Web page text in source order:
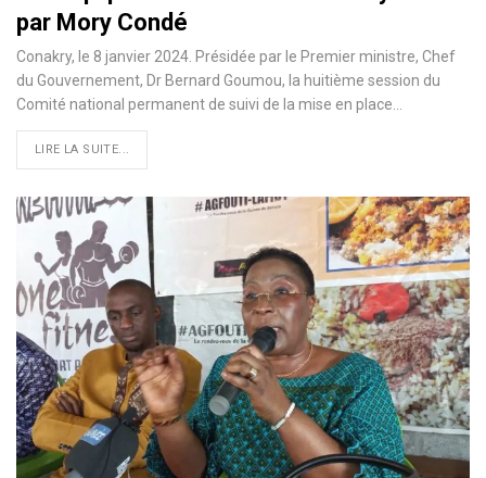
par Mory Condé
Conakry, le 8 janvier 2024. Présidée par le Premier ministre, Chef
du Gouvernement, Dr Bernard Goumou, la huitième session du
Comité national permanent de suivi de la mise en place…
LIRE LA SUITE...